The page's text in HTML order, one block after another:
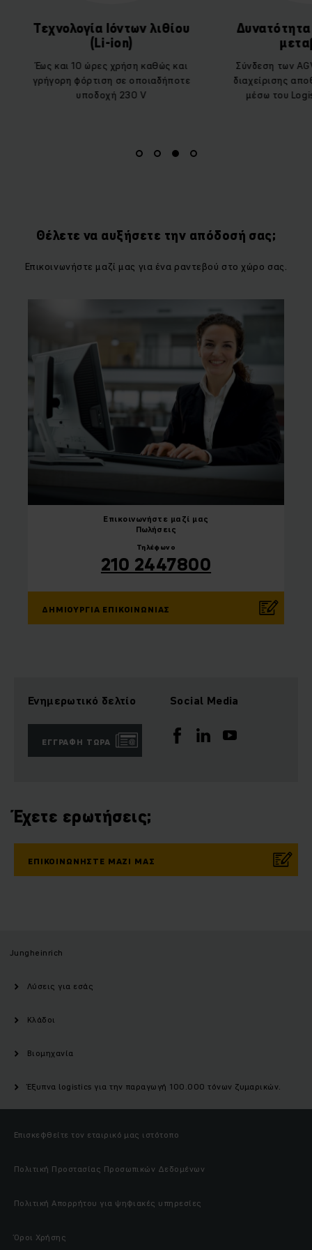
Τεχνολογία Ιόντων λιθίου
(Li-ion)
Έως και 10 ώρες χρήση καθώς και
γρήγορη φόρτιση σε οποιαδήποτε
υποδοχή 230 V
Δυνατότητα
Σύνδεση των
διαχείρισης
μέσω του
Θέλετε να αυξήσετε την απόδοσή σας;
Επικοινωνήστε μαζί μας για ένα ραντεβού στο χώρο σας.
Επικοινωνήστε μαζί μας
Πωλήσεις
Τηλέφωνο
210 2447800
ΔΗΜΙΟΥΡΓΊΑ ΕΠΙΚΟΙΝΩΝΊΑΣ
Ενημερωτικό δελτίο
ΕΓΓΡΑΦΉ ΤΏΡΑ
Social Media
Έχετε ερωτήσεις;
ΕΠΙΚΟΙΝΩΝΉΣΤΕ ΜΑΖΊ ΜΑΣ
Jungheinrich
Λύσεις για εσάς
Κλάδοι
Βιομηχανία
Έξυπνα logistics για την παραγωγή 100.000 τόνων ζυμαρικών.
Επισκεφθείτε τον εταιρικό μας ιστότοπο
Πολιτική Προστασίας Προσωπικών Δεδομένων
Πολιτική Απορρήτου για ψηφιακές υπηρεσίες
Όροι Χρήσης